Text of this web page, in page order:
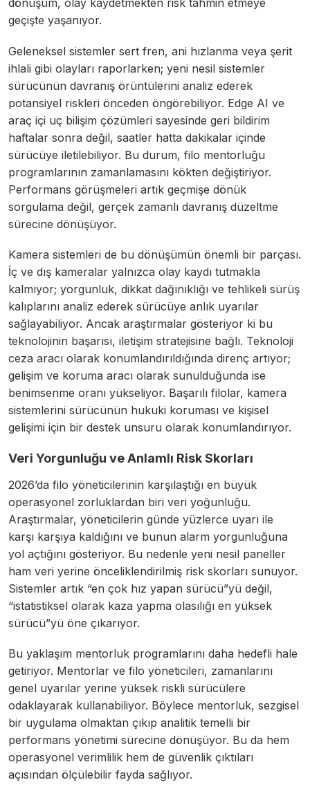
dönüşüm, olay kaydetmekten risk tahmin etmeye
geçişte yaşanıyor.
Geleneksel sistemler sert fren, ani hızlanma veya şerit
ihlali gibi olayları raporlarken; yeni nesil sistemler
sürücünün davranış örüntülerini analiz ederek
potansiyel riskleri önceden öngörebiliyor. Edge AI ve
araç içi uç bilişim çözümleri sayesinde geri bildirim
haftalar sonra değil, saatler hatta dakikalar içinde
sürücüye iletilebiliyor. Bu durum, filo mentorluğu
programlarının zamanlamasını kökten değiştiriyor.
Performans görüşmeleri artık geçmişe dönük
sorgulama değil, gerçek zamanlı davranış düzeltme
sürecine dönüşüyor.
Kamera sistemleri de bu dönüşümün önemli bir parçası.
İç ve dış kameralar yalnızca olay kaydı tutmakla
kalmıyor; yorgunluk, dikkat dağınıklığı ve tehlikeli sürüş
kalıplarını analiz ederek sürücüye anlık uyarılar
sağlayabiliyor. Ancak araştırmalar gösteriyor ki bu
teknolojinin başarısı, iletişim stratejisine bağlı. Teknoloji
ceza aracı olarak konumlandırıldığında direnç artıyor;
gelişim ve koruma aracı olarak sunulduğunda ise
benimsenme oranı yükseliyor. Başarılı filolar, kamera
sistemlerini sürücünün hukuki koruması ve kişisel
gelişimi için bir destek unsuru olarak konumlandırıyor.
Veri Yorgunluğu ve Anlamlı Risk Skorları
2026’da filo yöneticilerinin karşılaştığı en büyük
operasyonel zorluklardan biri veri yoğunluğu.
Araştırmalar, yöneticilerin günde yüzlerce uyarı ile
karşı karşıya kaldığını ve bunun alarm yorgunluğuna
yol açtığını gösteriyor. Bu nedenle yeni nesil paneller
ham veri yerine önceliklendirilmiş risk skorları sunuyor.
Sistemler artık “en çok hız yapan sürücü”yü değil,
“istatistiksel olarak kaza yapma olasılığı en yüksek
sürücü”yü öne çıkarıyor.
Bu yaklaşım mentorluk programlarını daha hedefli hale
getiriyor. Mentorlar ve filo yöneticileri, zamanlarını
genel uyarılar yerine yüksek riskli sürücülere
odaklayarak kullanabiliyor. Böylece mentorluk, sezgisel
bir uygulama olmaktan çıkıp analitik temelli bir
performans yönetimi sürecine dönüşüyor. Bu da hem
operasyonel verimlilik hem de güvenlik çıktıları
açısından ölçülebilir fayda sağlıyor.